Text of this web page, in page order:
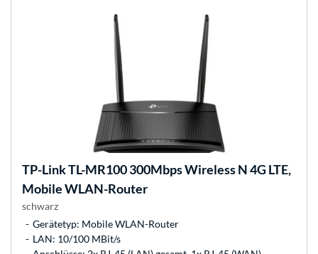
TP-LinkTL-MR100 300Mbps Wireless N 4G LTE,
Mobile WLAN-Router
schwarz
Gerätetyp: Mobile WLAN-Router
LAN: 10/100 MBit/s